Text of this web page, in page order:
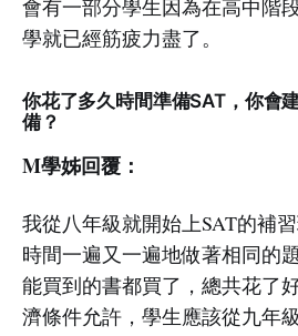
會有一部分學生因為在高中階
學就已經筋疲力盡了。
你花了多久時間準備SAT，你會
備？
M學姊回覆：
我從八年級就開始上SAT的補
時間一遍又一遍地做著相同的
能買到的書都買了，總共花了
濟條件允許，學生應該從九年